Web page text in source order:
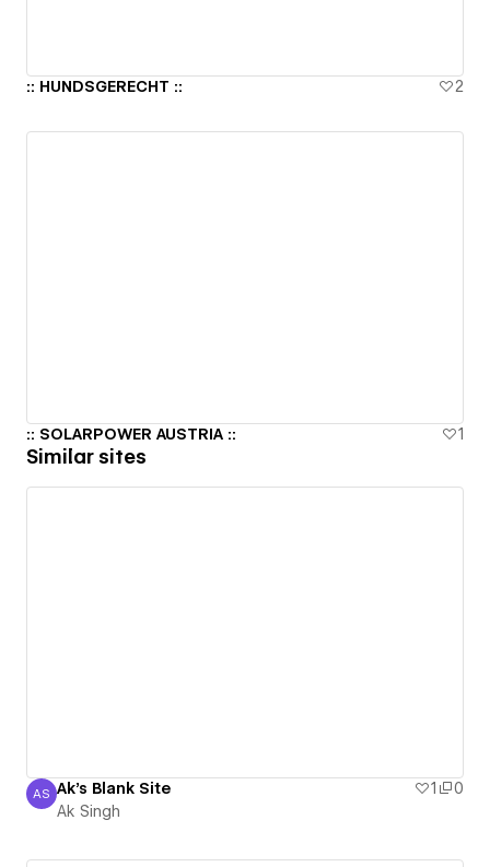
:: HUNDSGERECHT :: 2
:: SOLARPOWER AUSTRIA :: 1
Similar sites
Ak Singh
AS Ak's Blank Site 1
0
Ak Singh